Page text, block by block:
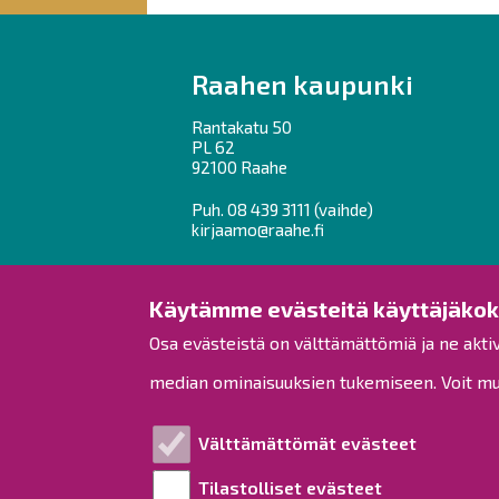
Käytämme evästeitä
Osa evästeistä on välttämättömiä ja ne
median ominaisuuksien tukemiseen. Voit
Välttämättömät evästeet
Tilastolliset evästeet
here:
Raahen kaupunki
Rantakatu 50
PL 62
92100 Raahe
Puh. 08 439 3111 (vaihde)
kirjaamo@raahe.fi
Y-tunnus: 1791817-6